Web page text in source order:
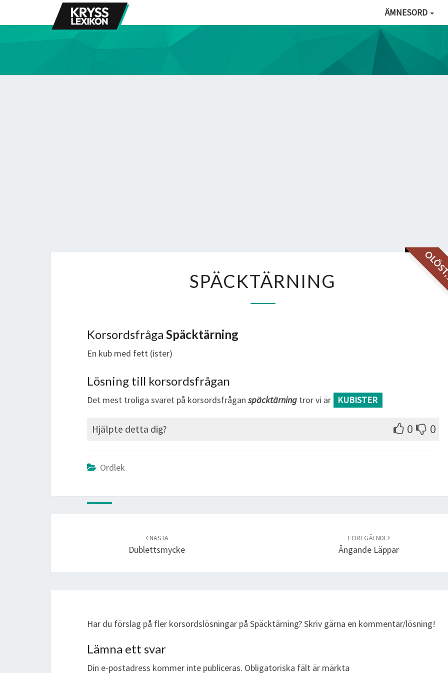
ÄMNESORD
SPÄCKTÄRNING
Korsordsfråga Späcktärning
En kub med fett (ister)
Lösning till korsordsfrågan
Det mest troliga svaret på korsordsfrågan späcktärning tror vi är KUBISTER
Hjälpte detta dig? 0 0
Ordlek
NÄSTA
Dublettsmycke
FÖREGÅENDE
Ångande Läppar
Har du förslag på fler korsordslösningar på Späcktärning? Skriv gärna en kommentar/lösning!
Lämna ett svar
Din e-postadress kommer inte publiceras. Obligatoriska fält är märkta